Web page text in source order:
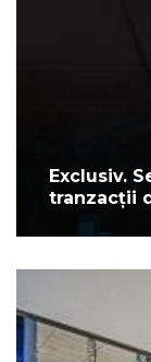
Exclusiv.
tranzacții